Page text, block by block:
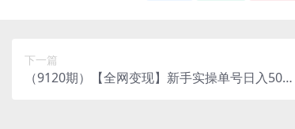
下一篇
（9120期）【全网变现】新手实操单号日入500